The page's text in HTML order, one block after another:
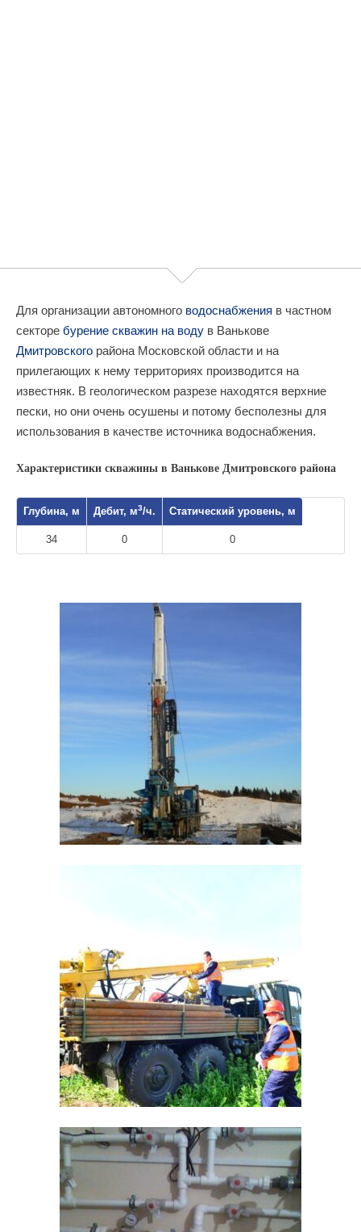
Для организации автономного водоснабжения в частном
секторе бурение скважин на воду в Ванькове
Дмитровского района Московской области и на
прилегающих к нему территориях производится на
известняк. В геологическом разрезе находятся верхние
пески, но они очень осушены и потому бесполезны для
использования в качестве источника водоснабжения.
Характеристики скважины в Ванькове Дмитровского района
Глубина, м Дебит, м3/ч. Статический уровень, м
34 0 0